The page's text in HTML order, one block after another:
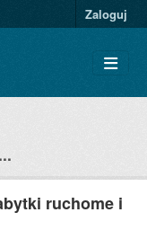
Zaloguj
ruchome i